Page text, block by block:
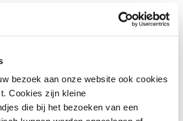
bezoek aan onze website ook cookies
Cookies zijn kleine
die bij het bezoeken van een
die vallen onder de wet
In de SER Topvrouwen Database
dan 4.000 topvrouwen met hun
ken je een board ready Topvrouw,